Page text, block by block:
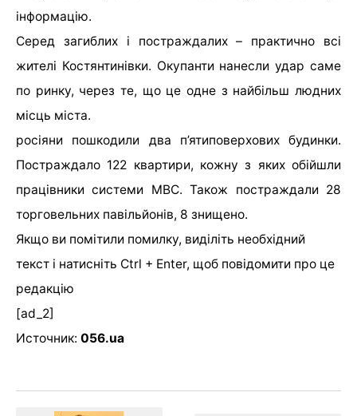
інформацію.
Серед загиблих і постраждалих – практично всі
жителі Костянтинівки. Окупанти нанесли удар саме
по ринку, через те, що це одне з найбільш людних
місць міста.
росіяни пошкодили два п’ятиповерхових будинки.
Постраждало 122 квартири, кожну з яких обійшли
працівники системи МВС. Також постраждали 28
торговельних павільйонів, 8 знищено.
Якщо ви помітили помилку, виділіть необхідний
текст і натисніть Ctrl + Enter, щоб повідомити про це
редакцію
[ad_2]
Источник: 056.ua